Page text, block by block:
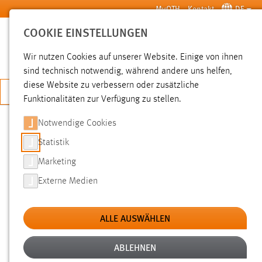
Zum Hauptinhalt springen MyOTH Kontakt DE
SUCHE
JETZT BEWERBEN
Hochschule Aktuelles News der OTH Amberg-Weiden
KENNENLERN-STUDIENFAHRT NACH
PRAG FÜR ERSTSEMESTER-
STUDIERENDE
28.10.2011
Der Studentische Konvent der Hochschule
COOKIE EINSTELLUNGEN
Wir nutzen Cookies auf unserer Website. Einige von ihnen
sind technisch notwendig, während andere uns helfen,
diese Website zu verbessern oder zusätzliche
Funktionalitäten zur Verfügung zu stellen.
Notwendige Cookies
Statistik
Marketing
Externe Medien
ALLE AUSWÄHLEN
ABLEHNEN